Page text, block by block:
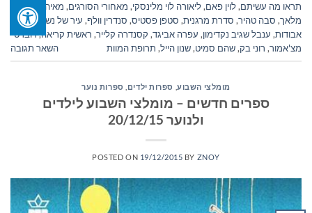
תראו מה עשיתם,לוין פאם,ליאורה לוי מלינסקי, מאחורי הסורגים, מאיה עוזיאל
מלאך, סבה טהיר, סדרת מרגנית, סטפן פסטיס, סנדרין וולף, עיר של נשמות
אבודות, ענבל שגיב נקדימון, עפרה אביגד, קסנדרה קלייר, ראשית קריאה,רוברט
מצ'אמור, רוני בק,שהם סמיט,שנון הייל, תרופת המוות השאר תגובה
מומלצי השבוע, ספרות ילדים ספרות נוער
ספרים חדשים – מומלצי השבוע לילדים
ולנוער 20/12/15
POSTED ON 19/12/2015 BY ZNOY